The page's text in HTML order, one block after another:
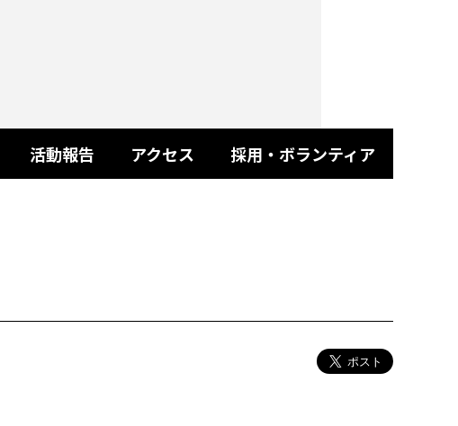
活動報告 アクセス 採用・ボランティア